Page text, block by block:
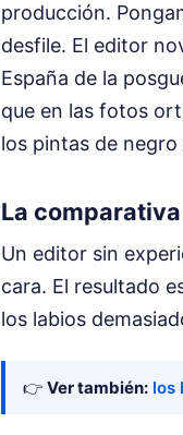
producción.
desfile. El editor
España de la
que en las fotos
los pintas de
La
Un editor sin
cara. El resultado
los labios
👉 Ver también: los